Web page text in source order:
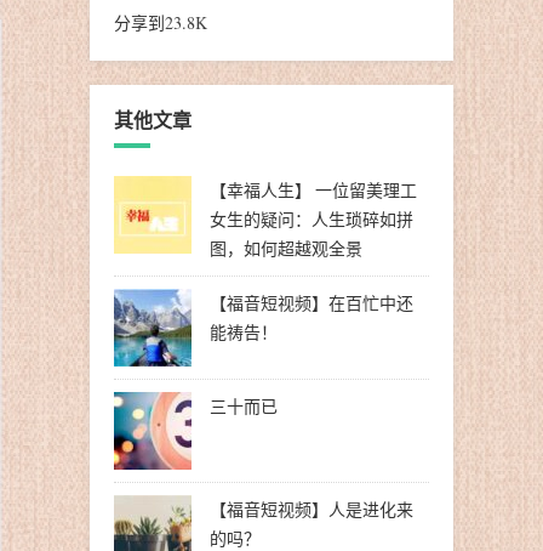
分享到23.8K
其他文章
【幸福人生】 一位留美理工
女生的疑问：人生琐碎如拼
图，如何超越观全景
【福音短视频】在百忙中还
能祷告！
三十而已
【福音短视频】人是进化来
的吗？